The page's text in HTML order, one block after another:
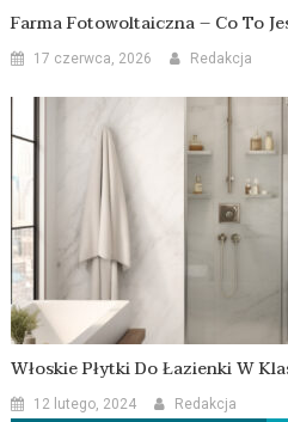
Farma Fotowoltaiczna – Co To
17 czerwca, 2026 Redakcja
Włoskie Płytki Do Łazienki W
12 lutego, 2024 Redakcja